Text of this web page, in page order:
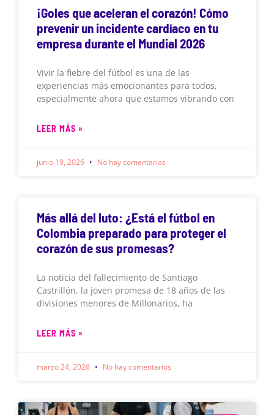
¡Goles que aceleran el corazón! Cómo
prevenir un incidente cardíaco en tu
empresa durante el Mundial 2026
Vivir la fiebre del fútbol es una de las
experiencias más emocionantes para todos,
especialmente ahora que estamos vibrando con
LEER MÁS »
junio 19, 2026 No hay comentarios
Más allá del luto: ¿Está el fútbol en
Colombia preparado para proteger el
corazón de sus promesas?
La noticia del fallecimiento de Santiago
Castrillón, la joven promesa de 18 años de las
divisiones menores de Millonarios, ha
LEER MÁS »
marzo 24, 2026 No hay comentarios